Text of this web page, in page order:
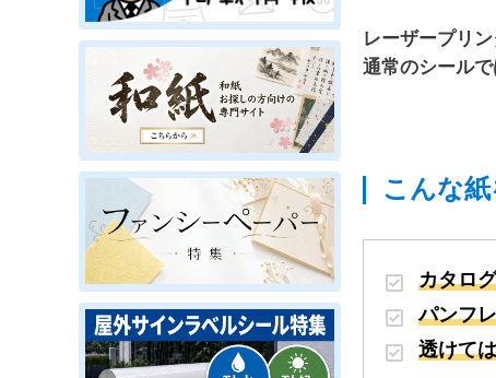
レーザープリン
通常のシール
こんな
カタロ
パンフ
透けて